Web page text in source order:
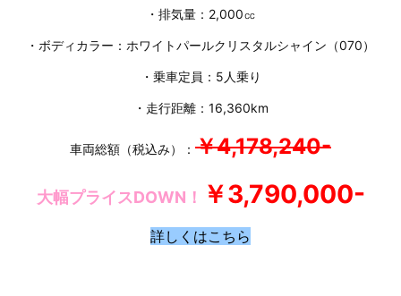
・排気量：2,000㏄
・ボディカラー：ホワイトパールクリスタルシャイン（070）
・乗車定員：5人乗り
・走行距離：16,360km
車両総額（税込み）： ￥4,178,240-
大幅プライスDOWN！ ￥3,790,000-
詳しくはこちら